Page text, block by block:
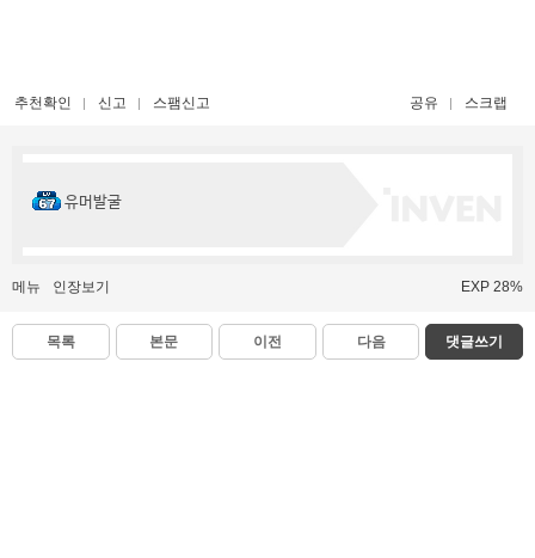
추천확인 신고 스팸신고 공유 스크랩
유머발굴
메뉴 인장보기 EXP 28%
목록 본문 이전 다음 댓글쓰기